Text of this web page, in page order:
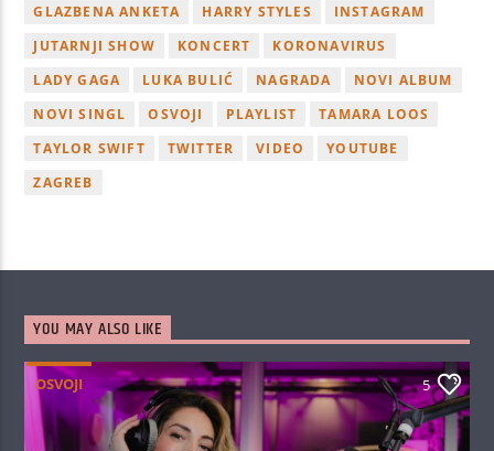
GLAZBENA ANKETA
HARRY STYLES
INSTAGRAM
JUTARNJI SHOW
KONCERT
KORONAVIRUS
LADY GAGA
LUKA BULIĆ NAGRADA
NOVI ALBUM
NOVI SINGL
OSVOJI PLAYLIST
TAMARA LOOS
TAYLOR SWIFT
TWITTER VIDEO
YOUTUBE
ZAGREB
YOU MAY ALSO LIKE
OSVOJI 5